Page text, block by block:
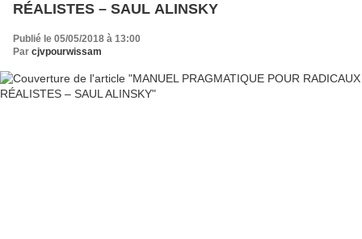
RÉALISTES – SAUL ALINSKY
Publié le 05/05/2018 à 13:00
Par cjvpourwissam